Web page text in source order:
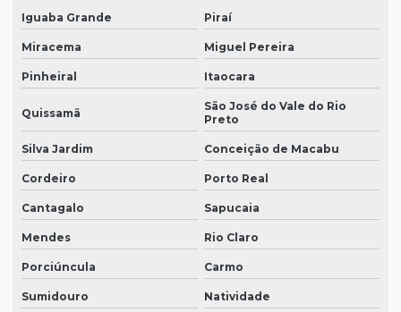
Iguaba Grande Piraí
Miracema Miguel Pereira
Pinheiral Itaocara
Quissamã
São José do Vale do Rio
Preto
Silva Jardim Conceição de Macabu
Cordeiro Porto Real
Cantagalo Sapucaia
Mendes Rio Claro
Porciúncula Carmo
Sumidouro Natividade